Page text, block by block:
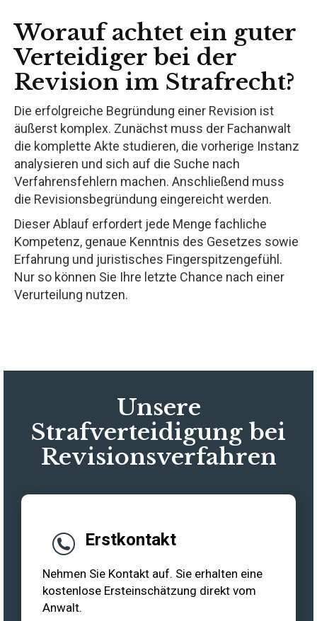
Worauf achtet ein guter
Verteidiger bei der
Revision im Strafrecht?
Die erfolgreiche Begründung einer Revision ist
äußerst komplex. Zunächst muss der Fachanwalt
die komplette Akte studieren, die vorherige Instanz
analysieren und sich auf die Suche nach
Verfahrensfehlern machen. Anschließend muss
die Revisionsbegründung eingereicht werden.
Dieser Ablauf erfordert jede Menge fachliche
Kompetenz, genaue Kenntnis des Gesetzes sowie
Erfahrung und juristisches Fingerspitzengefühl.
Nur so können Sie Ihre letzte Chance nach einer
Verurteilung nutzen.
Unsere
Strafverteidigung bei
Revisionsverfahren
Erstkontakt
Nehmen Sie Kontakt auf. Sie erhalten eine
kostenlose Ersteinschätzung direkt vom
Anwalt.